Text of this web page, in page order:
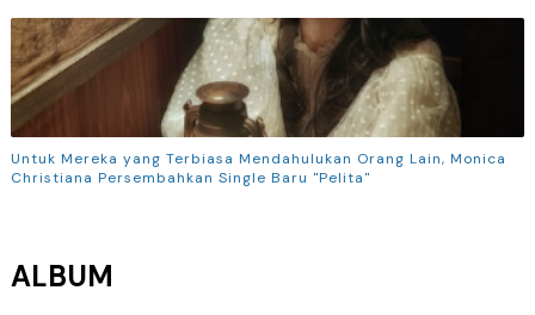
Untuk Mereka yang Terbiasa Mendahulukan Orang Lain, Monica
Christiana Persembahkan Single Baru "Pelita"
ALBUM